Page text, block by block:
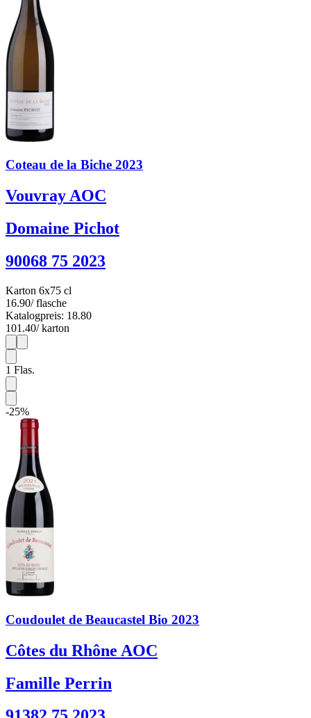
Coteau de la Biche 2023
Vouvray AOC
Domaine Pichot
90068 75 2023
Karton 6x75 cl
16.90/ flasche
Katalogpreis: 18.80
101.40/ karton
1
1 Flas.
-25%
Coudoulet de Beaucastel Bio 2023
Côtes du Rhône AOC
Famille Perrin